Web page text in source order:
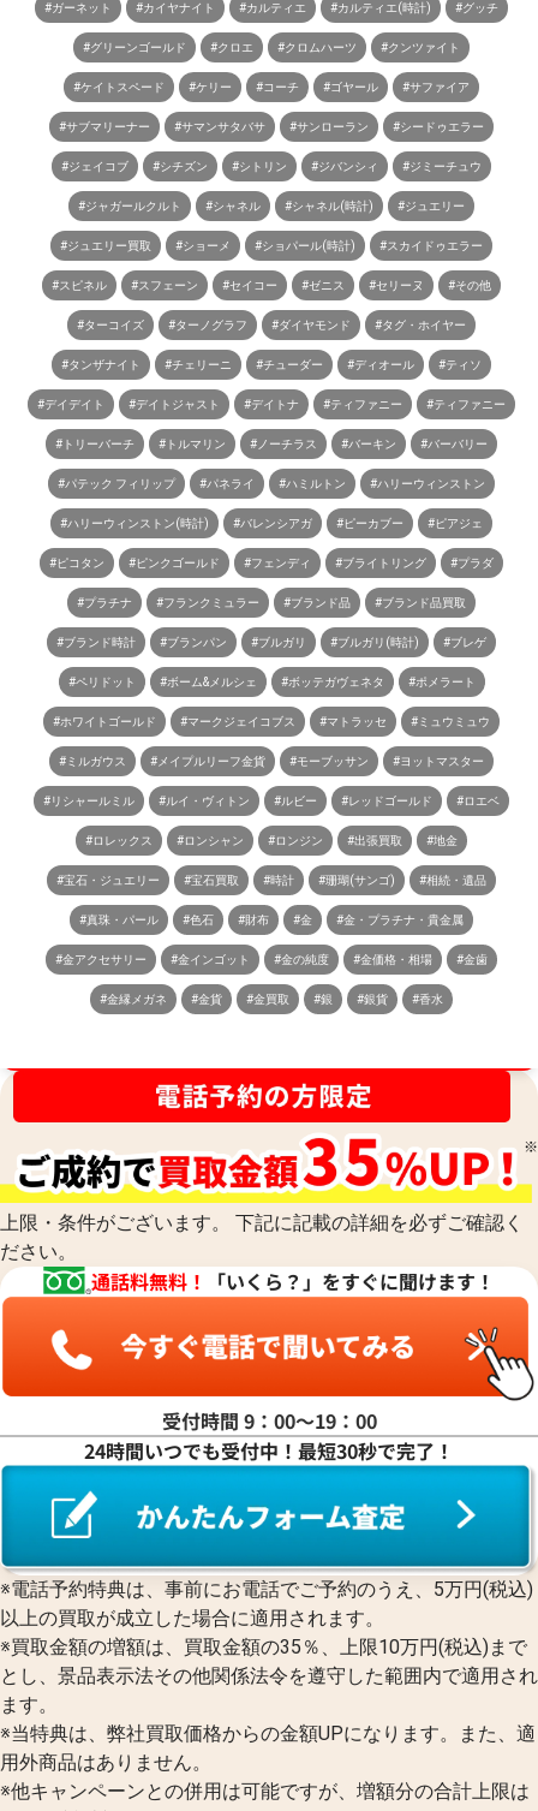
#ガーネット #カイヤナイト #カルティエ #カルティエ(時計) #グッチ
#グリーンゴールド #クロエ #クロムハーツ #クンツァイト
#ケイトスペード #ケリー #コーチ #ゴヤール #サファイア
#サブマリーナー #サマンサタバサ #サンローラン #シードゥエラー
#ジェイコブ #シチズン #シトリン #ジバンシィ #ジミーチュウ
#ジャガールクルト #シャネル #シャネル(時計) #ジュエリー
#ジュエリー買取 #ショーメ #ショパール(時計) #スカイドゥエラー
#スピネル #スフェーン #セイコー #ゼニス #セリーヌ #その他
#ターコイズ #ターノグラフ #ダイヤモンド #タグ・ホイヤー
#タンザナイト #チェリーニ #チューダー #ディオール #ティソ
#デイデイト #デイトジャスト #デイトナ #ティファニー #ティファニー
#トリーバーチ #トルマリン #ノーチラス #バーキン #バーバリー
#パテック フィリップ #パネライ #ハミルトン #ハリーウィンストン
#ハリーウィンストン(時計) #バレンシアガ #ピーカブー #ピアジェ
#ピコタン #ピンクゴールド #フェンディ #ブライトリング #プラダ
#プラチナ #フランクミュラー #ブランド品 #ブランド品買取
#ブランド時計 #ブランパン #ブルガリ #ブルガリ(時計) #ブレゲ
#ペリドット #ボーム&メルシェ #ボッテガヴェネタ #ポメラート
#ホワイトゴールド #マークジェイコブス #マトラッセ #ミュウミュウ
#ミルガウス #メイプルリーフ金貨 #モーブッサン #ヨットマスター
#リシャールミル #ルイ・ヴィトン #ルビー #レッドゴールド #ロエベ
#ロレックス #ロンシャン #ロンジン #出張買取 #地金
#宝石・ジュエリー #宝石買取 #時計 #珊瑚(サンゴ) #相続・遺品
#真珠・パール #色石 #財布 #金 #金・プラチナ・貴金属
#金アクセサリー #金インゴット #金の純度 #金価格・相場 #金歯
#金縁メガネ #金貨 #金買取 #銀 #銀貨 #香水
上限・条件がございます。 下記に記載の詳細を必ずご確認く
ださい。
通話料無料！ 「いくら？」をすぐに聞けます！
受付時間 9：00〜19：00
24時間いつでも受付中！最短30秒で完了！
※電話予約特典は、事前にお電話でご予約のうえ、5万円(税込)
以上の買取が成立した場合に適用されます。
※買取金額の増額は、買取金額の35％、上限10万円(税込)まで
とし、景品表示法その他関係法令を遵守した範囲内で適用され
ます。
※当特典は、弊社買取価格からの金額UPになります。また、適
用外商品はありません。
※他キャンペーンとの併用は可能ですが、増額分の合計上限は